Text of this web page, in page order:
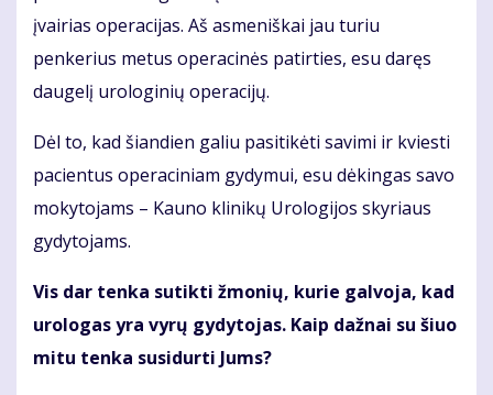
įvairias operacijas. Aš asmeniškai jau turiu
penkerius metus operacinės patirties, esu daręs
daugelį urologinių operacijų.
Dėl to, kad šiandien galiu pasitikėti savimi ir kviesti
pacientus operaciniam gydymui, esu dėkingas savo
mokytojams – Kauno klinikų Urologijos skyriaus
gydytojams.
Vis dar tenka sutikti žmonių, kurie galvoja, kad
urologas yra vyrų gydytojas. Kaip dažnai su šiuo
mitu tenka susidurti Jums?